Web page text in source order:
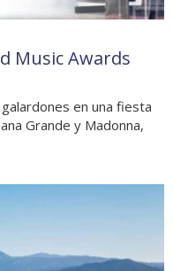
Music Awards
en una fiesta
Grande y Madonna,